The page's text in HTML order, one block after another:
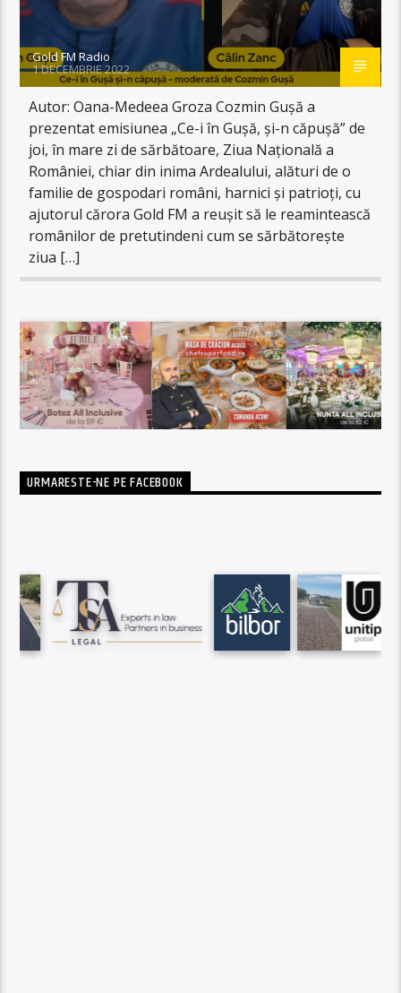
Gold FM Radio
1 DECEMBRIE 2022
Autor: Oana-Medeea Groza Cozmin Gușă a
prezentat emisiunea „Ce-i în Gușă, și-n căpușă” de
joi, în mare zi de sărbătoare, Ziua Națională a
României, chiar din inima Ardealului, alături de o
familie de gospodari români, harnici și patrioți, cu
ajutorul cărora Gold FM a reușit să le reamintească
românilor de pretutindeni cum se sărbătorește
ziua […]
URMARESTE-NE PE FACEBOOK